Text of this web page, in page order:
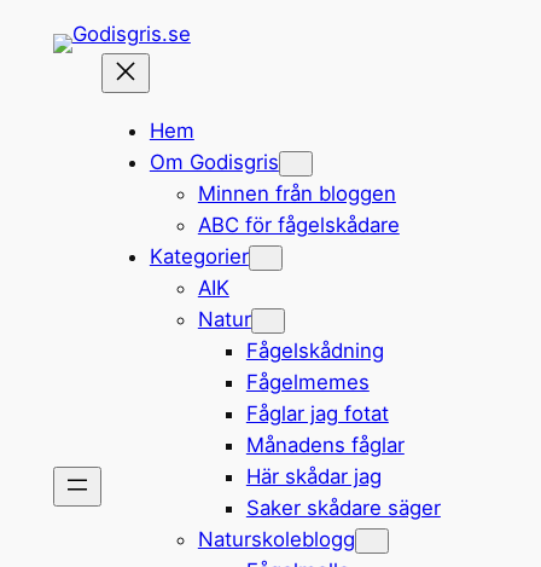
Hem
Om Godisgris
Minnen från bloggen
ABC för fågelskådare
Kategorier
AIK
Natur
Fågelskådning
Fågelmemes
Fåglar jag fotat
Månadens fåglar
Här skådar jag
Saker skådare säger
Naturskoleblogg